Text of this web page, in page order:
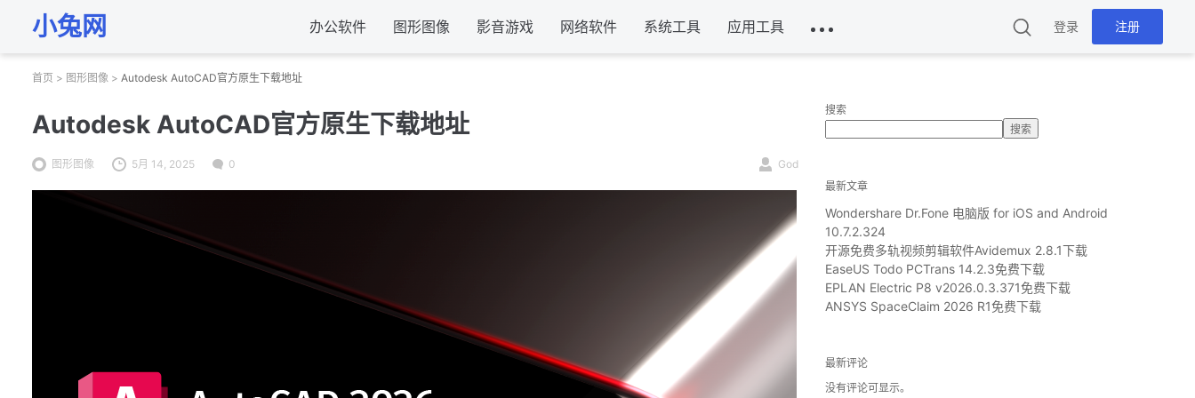
小兔网 办公软件 图形图像 影音游戏 网络软件 系统工具 应用工具 登录 注册
首页 > 图形图像 > Autodesk AutoCAD官方原生下载地址
Autodesk AutoCAD官方原生下载地址
图形图像 5月 14, 2025 0 God
搜索
搜索
最新文章
Wondershare Dr.Fone 电脑版 for iOS and Android
10.7.2.324
开源免费多轨视频剪辑软件Avidemux 2.8.1下载
EaseUS Todo PCTrans 14.2.3免费下载
EPLAN Electric P8 v2026.0.3.371免费下载
ANSYS SpaceClaim 2026 R1免费下载
最新评论
没有评论可显示。